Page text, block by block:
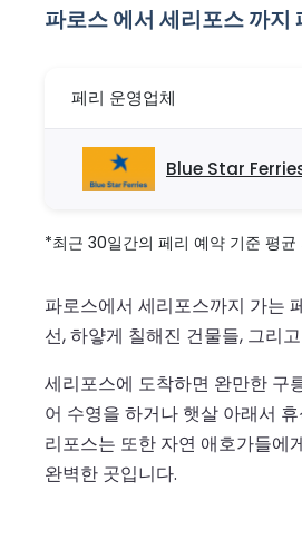
파로스 에서 세리포스 까지
페리 운영업체
Blue Star
*최근 30일간의 페리 예약 기준 평
파로스에서 세리포스까지 가는
선, 하얗게 칠해진 건물들, 그리
세리포스에 도착하면 완만한 구
어 수영을 하거나 햇살 아래서
리포스는 또한 자연 애호가들에
완벽한 곳입니다.